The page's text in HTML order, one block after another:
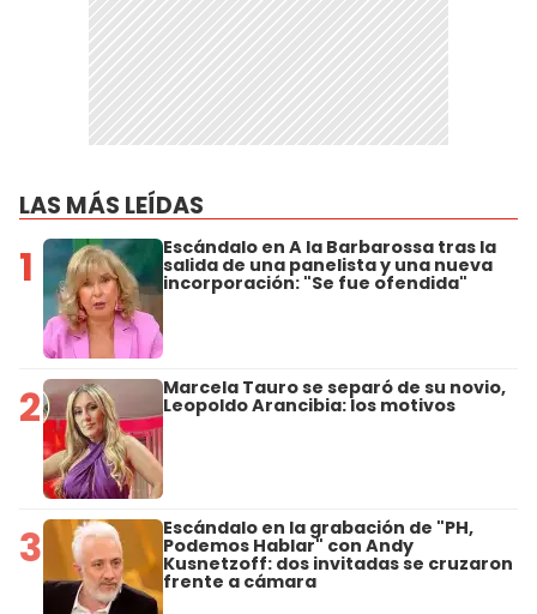
LAS MÁS LEÍDAS
1 Escándalo en A la Barbarossa tras la
salida de una panelista y una nueva
incorporación: "Se fue ofendida"
2 Marcela Tauro se separó de su novio,
Leopoldo Arancibia: los motivos
3 Escándalo en la grabación de "PH,
Podemos Hablar" con Andy
Kusnetzoff: dos invitadas se cruzaron
frente a cámara